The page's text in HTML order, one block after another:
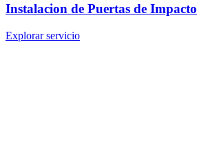
Instalacion de Puertas de Impacto
Explorar servicio